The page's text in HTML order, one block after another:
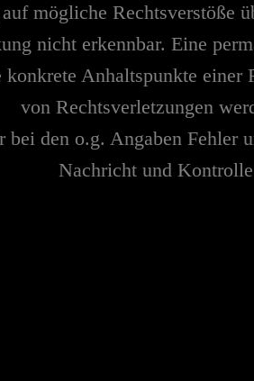
mögliche Rechtsverstöße
nicht erkennbar. Eine
konkrete Anhaltspunkte
von Rechtsverletzungen
bei den o.g. Angaben Fehler
Nachricht und